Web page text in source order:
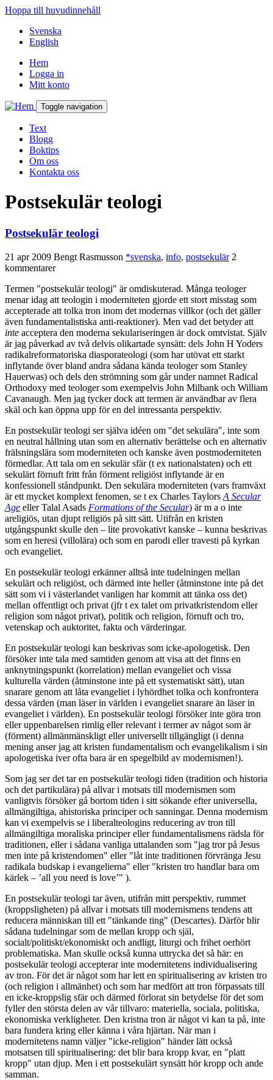
Hoppa till huvudinnehåll
Svenska
English
Hem
Logga in
Mitt konto
Toggle navigation
Text
Blogg
Boktips
Om oss
Kontakta oss
Postsekulär teologi
Postsekulär teologi
21 apr 2009 Bengt Rasmusson *svenska, info, postsekulär 2
kommentarer
Termen "postsekulär teologi" är omdiskuterad. Många teologer
menar idag att teologin i moderniteten gjorde ett stort misstag som
accepterade att tolka tron inom det modernas villkor (och det gäller
även fundamentalistiska anti-reaktioner). Men vad det betyder att
inte acceptera den moderna sekulariseringen är dock omtvistat. Själv
är jag påverkad av två delvis olikartade synsätt: dels John H Yoders
radikalreformatoriska diasporateologi (som har utövat ett starkt
inflytande över bland andra sådana kända teologer som Stanley
Hauerwas) och dels den strömning som går under namnet Radical
Orthodoxy med teologer som exempelvis John Milbank och William
Cavanaugh. Men jag tycker dock att termen är användbar av flera
skäl och kan öppna upp för en del intressanta perspektiv.
En postsekulär teologi ser själva idéen om "det sekulära", inte som
en neutral hållning utan som en alternativ berättelse och en alternativ
frälsningslära som moderniteten och kanske även postmoderniteten
förmedlar. Att tala om en sekulär sfär (t ex nationalstaten) och ett
sekulärt förnuft fritt från förment religiöst inflytande är en
konfessionell ståndpunkt. Den sekulära moderniteten (vars framväxt
är ett mycket komplext fenomen, se t ex Charles Taylors A Secular
Age eller Talal Asads Formations of the Secular) är m a o inte
areligiös, utan djupt religiös på sitt sätt. Utifrån en kristen
utgångspunkt skulle den – lite provokativt kanske – kunna beskrivas
som en heresi (villolära) och som en parodi eller travesti på kyrkan
och evangeliet.
En postsekulär teologi erkänner alltså inte tudelningen mellan
sekulärt och religiöst, och därmed inte heller (åtminstone inte på det
sätt som vi i västerlandet vanligen har kommit att tänka oss det)
mellan offentligt och privat (jfr t ex talet om privatkristendom eller
religion som något privat), politik och religion, förnuft och tro,
vetenskap och auktoritet, fakta och värderingar.
En postsekulär teologi kan beskrivas som icke-apologetisk. Den
försöker inte tala med samtiden genom att visa att det finns en
anknytningspunkt (korrelation) mellan evangeliet och vissa
kulturella värden (åtminstone inte på ett systematiskt sätt), utan
snarare genom att låta evangeliet i lyhördhet tolka och konfrontera
dessa värden (man läser in världen i evangeliet snarare än läser in
evangeliet i världen). En postsekulär teologi försöker inte göra tron
eller uppenbarelsen rimlig eller relevant i termer av något som är
(förment) allmänmänskligt eller universellt tillgängligt (i denna
mening anser jag att kristen fundamentalism och evangelikalism i sin
apologetiska iver ofta bara är en spegelbild av modernismen!).
Som jag ser det tar en postsekulär teologi tiden (tradition och historia
och det partikulära) på allvar i motsats till modernismen som
vanligtvis försöker gå bortom tiden i sitt sökande efter universella,
allmängiltiga, ahistoriska principer och sanningar. Denna modernism
kan vi exempelvis se i liberalteologins reducering av tron till
allmängiltiga moraliska principer eller fundamentalismens rädsla för
traditionen, eller i sådana vanliga uttalanden som "jag tror på Jesus
men inte på kristendomen" eller "låt inte traditionen förvränga Jesu
radikala budskap i evangelierna" eller "kristen tro handlar bara om
kärlek – ’all you need is love’" ).
En postsekulär teologi tar även, utifrån mitt perspektiv, rummet
(kroppsligheten) på allvar i motsats till modernismens tendens att
reducera människan till ett "tänkande ting" (Descartes). Därför blir
sådana tudelningar som de mellan kropp och själ,
socialt/politiskt/ekonomiskt och andligt, liturgi och frihet oerhört
problematiska. Man skulle också kunna uttrycka det så här: en
postsekulär teologi accepterar inte modernitetens individualisering
av tron. För det är något som har lett en spiritualisering av kristen tro
(och religion i allmänhet) och som har medfört att tron förpassats till
en icke-kroppslig sfär och därmed förlorat sin betydelse för det som
fyller den största delen av vår tillvaro: materiella, sociala, politiska,
ekonomiska verkligheter. Den kristna tron är något vi kan ta på, inte
bara fundera kring eller känna i våra hjärtan. När man i
modernitetens namn väljer "icke-religion" händer lätt också
motsatsen till spiritualisering: det blir bara kropp kvar, en "platt
kropp" utan djup. Men i ett postsekulärt synsätt hör kropp och ande
samman.